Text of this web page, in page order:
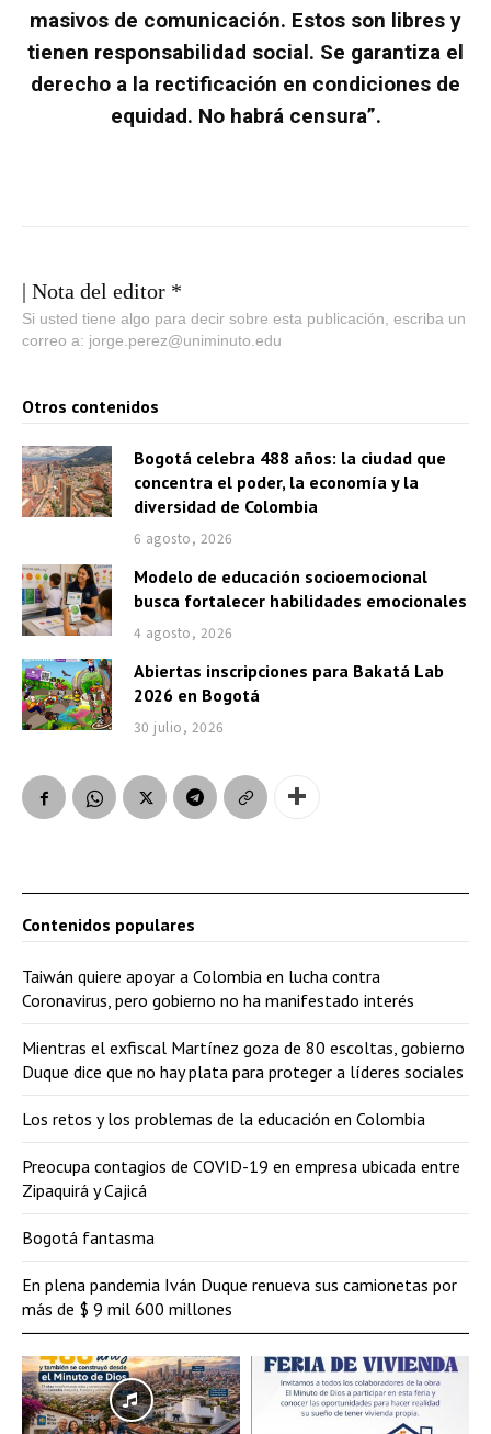
masivos de comunicación. Estos son libres y
tienen responsabilidad social. Se garantiza el
derecho a la rectificación en condiciones de
equidad. No habrá censura”.
| Nota del editor *
Si usted tiene algo para decir sobre esta publicación, escriba un
correo a: jorge.perez@uniminuto.edu
Otros contenidos
Bogotá celebra 488 años: la ciudad que
concentra el poder, la economía y la
diversidad de Colombia
6 agosto, 2026
Modelo de educación socioemocional
busca fortalecer habilidades emocionales
4 agosto, 2026
Abiertas inscripciones para Bakatá Lab
2026 en Bogotá
30 julio, 2026
Contenidos populares
Taiwán quiere apoyar a Colombia en lucha contra
Coronavirus, pero gobierno no ha manifestado interés
Mientras el exfiscal Martínez goza de 80 escoltas, gobierno
Duque dice que no hay plata para proteger a líderes sociales
Los retos y los problemas de la educación en Colombia
Preocupa contagios de COVID-19 en empresa ubicada entre
Zipaquirá y Cajicá
Bogotá fantasma
En plena pandemia Iván Duque renueva sus camionetas por
más de $ 9 mil 600 millones